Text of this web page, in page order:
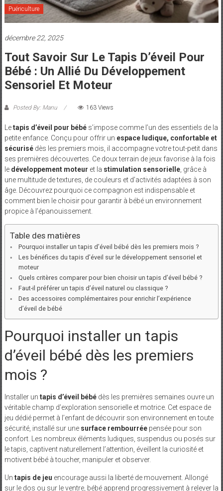
Maman
Puériculture
décembre 22, 2025
Tout Savoir Sur Le Tapis D’éveil Pour
Bébé : Un Allié Du Développement
Sensoriel Et Moteur
Posted By: Manu 163 Views
Letapis d’éveil pour bébés’impose comme l’un des essentiels de la
petite enfance. Conçu pour offrir un espace ludique, confortable et
sécurisédès les premiers mois, il accompagne votre tout-petit dans
ses premières découvertes. Ce doux terrain de jeux favorise à la fois
le développement moteur et la stimulation sensorielle, grâce à
une multitude de textures, de couleurs et d’activités adaptées à son
âge. Découvrez pourquoi ce compagnon est indispensable et
comment bien le choisir pour garantir à bébé un environnement
propice à l’épanouissement.
Table des matières
Pourquoi installer un tapis d’éveil bébé dès les premiers mois ?
Les bénéfices du tapis d’éveil sur le développement sensoriel et
moteur
Quels critères comparer pour bien choisir un tapis d’éveil bébé ?
Faut-il préférer un tapis d’éveil naturel ou classique ?
Des accessoires complémentaires pour enrichir l’expérience
d’éveil de bébé
Pourquoi installer un tapis
d’éveil bébé dès les premiers
mois ?
Installer un tapis d’éveil bébédès les premières semaines ouvre un
véritable champ d’exploration sensorielle et motrice. Cet espace de
jeu dédié permet à l’enfant de découvrir son environnement en toute
sécurité, installé sur une surface rembourréepensée pour son
confort. Les nombreux éléments ludiques, suspendus ou posés sur
le tapis, captivent naturellement l’attention, éveillent la curiosité et
motivent bébé à toucher, manipuler et observer.
Un tapis de jeu encourage aussi la liberté de mouvement. Allongé
sur le dos ou sur le ventre, bébé apprend progressivement à relever la